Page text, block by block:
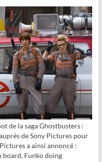
de la saga Ghostbusters :
de Sony Pictures pour
a ainsi annoncé :
board, Funko doing